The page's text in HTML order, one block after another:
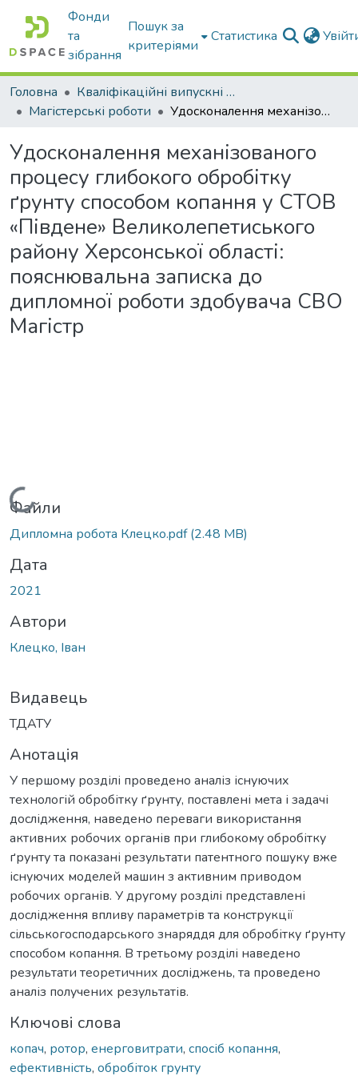
Фонди
та
зібрання
Пошук за
критеріями
Статистика
Головна
Кваліфікаційні випускні роботи бакалаврів і магістрів
Магістерські роботи
Удосконалення механізованого процесу глибокого обробітку ґрунту способом копання у СТОВ «Південе» Великолепетиського району Херсонської області: пояснювальна записка до дипломної роботи здобувача СВО Магістр
Удосконалення механізованого
процесу глибокого обробітку
ґрунту способом копання у СТОВ
«Південе» Великолепетиського
району Херсонської області:
пояснювальна записка до
дипломної роботи здобувача СВО
Магістр
Вантажиться...
Файли
Дипломна робота Клецко.pdf(2.48 MB)
Дата
2021
Автори
Клецко, Іван
Видавець
ТДАТУ
Анотація
У першому розділі проведено аналіз існуючих
технологій обробітку ґрунту, поставлені мета і задачі
дослідження, наведено переваги використання
активних робочих органів при глибокому обробітку
ґрунту та показані результати патентного пошуку вже
існуючих моделей машин з активним приводом
робочих органів. У другому розділі представлені
дослідження впливу параметрів та конструкції
сільськогосподарського знаряддя для обробітку ґрунту
способом копання. В третьому розділі наведено
результати теоретичних досліджень, та проведено
аналіз получених результатів.
Ключові слова
копач, ротор, енерговитрати, спосіб копання,
ефективність, обробіток грунту